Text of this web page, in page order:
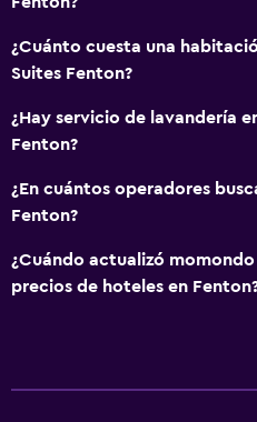
Centro de negocios
Instalaciones para reuniones
Piscina climatizada
Spa
¿Cuánto cuesta una
Suites Fenton?
¿Hay servicio de lavandería
Fenton?
¿En cuántos operadores
Fenton?
¿Cuándo actualizó
precios de hoteles en